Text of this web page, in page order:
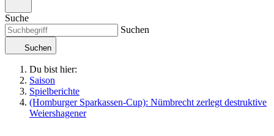
Suche
Suchen
Suchen
Du bist hier:
Saison
Spielberichte
(Homburger Sparkassen-Cup): Nümbrecht zerlegt destruktive
Weiershagener